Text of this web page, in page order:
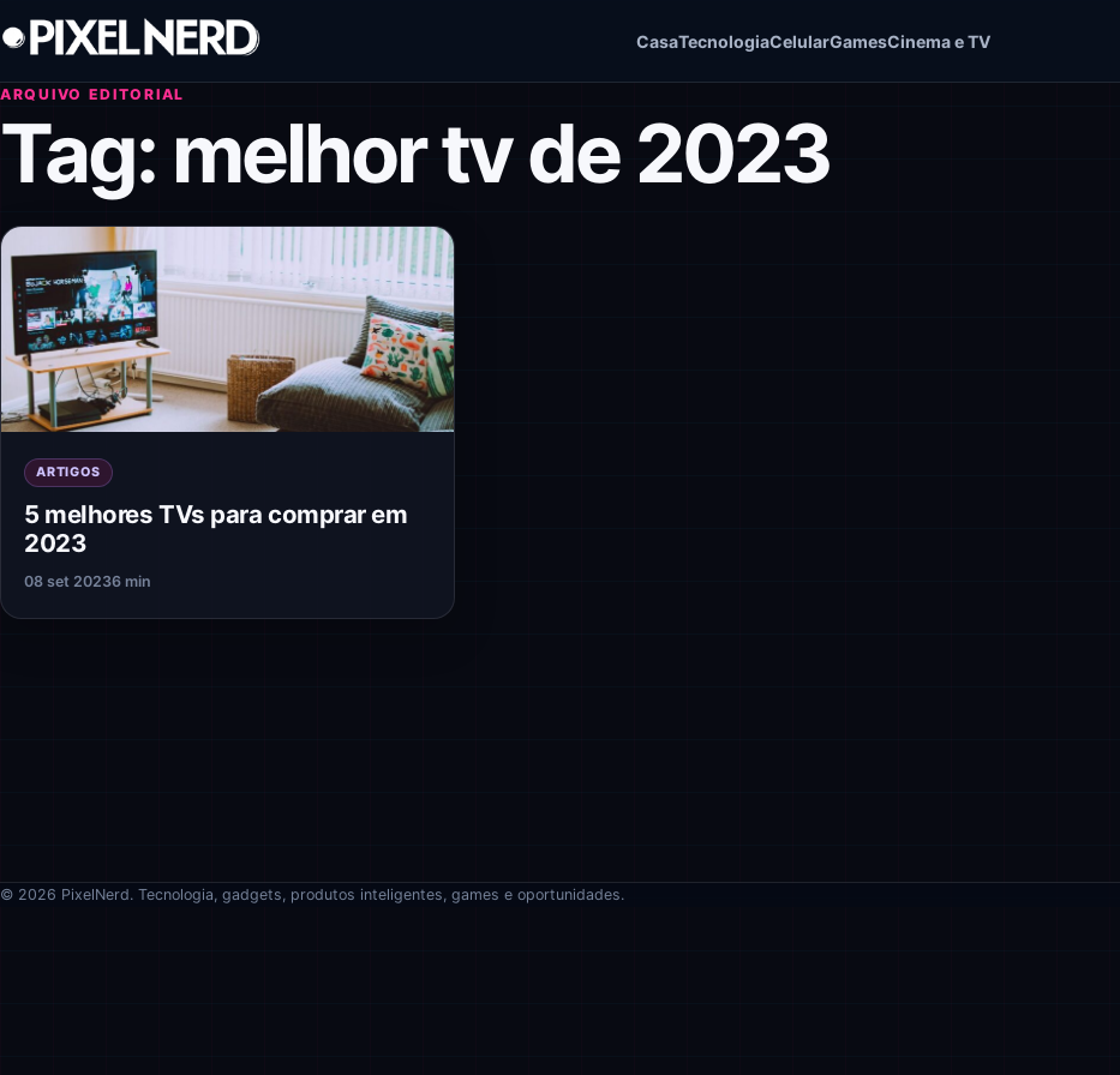
Pular para o conteúdo
CasaTecnologiaCelularGamesCinema e TV
ARQUIVO EDITORIAL
Tag: melhor tv de 2023
ARTIGOS
5 melhores TVs para comprar em
2023
08 set 20236 min
© 2026 PixelNerd. Tecnologia, gadgets, produtos inteligentes, games e oportunidades.